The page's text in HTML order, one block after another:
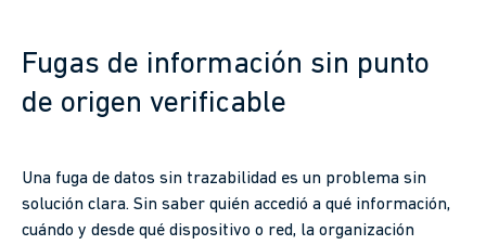
Fugas de información sin punto
de origen verificable
Una fuga de datos sin trazabilidad es un problema sin
solución clara. Sin saber quién accedió a qué información,
cuándo y desde qué dispositivo o red, la organización